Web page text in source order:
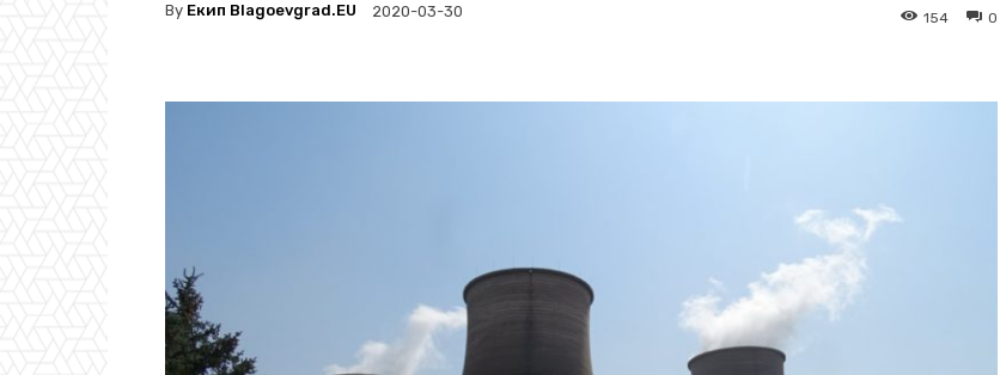
By Екип Blagoevgrad.EU 2020-03-30 0
154